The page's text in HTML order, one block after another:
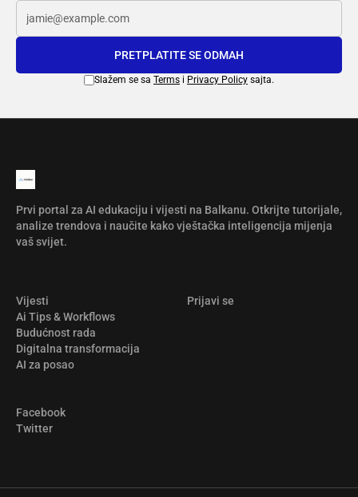
PRETPLATITE SE ODMAH
Slažem se sa Terms i Privacy Policy sajta.
Prvi portal za AI edukaciju i vijesti na Balkanu. Otkrijte tutorijale,
analize trendova i naučite kako vještačka inteligencija mijenja
vaš svijet.
Vijesti
Ai Tips & Workflows
Budućnost rada
Digitalna transformacija
AI za posao
Prijavi se
Facebook
Twitter